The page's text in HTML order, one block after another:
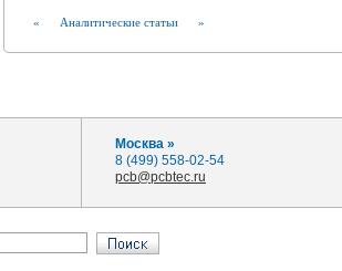
« Аналитические статьи »
Москва »
8 (499) 558-02-54
pcb@pcbtec.ru